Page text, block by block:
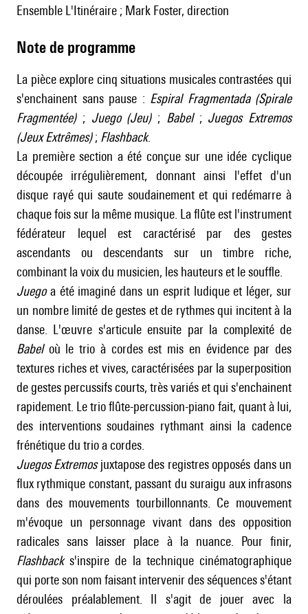
ensemble L'Itinéraire ; Mark Foster, direction
Note de programme
La pièce explore cinq situations musicales contrastées qui
s'enchainent sans pause : Espiral Fragmentada (Spirale
Fragmentée); Juego (Jeu); Babel; Juegos Extremos
(Jeux Extrêmes); Flashback.
La première section a été conçue sur une idée cyclique
découpée irrégulièrement, donnant ainsi l'effet d'un
disque rayé qui saute soudainement et qui redémarre à
chaque fois sur la même musique. La flûte est l'instrument
fédérateur lequel est caractérisé par des gestes
ascendants ou descendants sur un timbre riche,
combinant la voix du musicien, les hauteurs et le souffle.
Juegoa été imaginé dans un esprit ludique et léger, sur
un nombre limité de gestes et de rythmes qui incitent à la
danse. L'œuvre s'articule ensuite par la complexité de
Babeloù le trio à cordes est mis en évidence par des
textures riches et vives, caractérisées par la superposition
de gestes percussifs courts, très variés et qui s'enchainent
rapidement. Le trio flûte-percussion-piano fait, quant à lui,
des interventions soudaines rythmant ainsi la cadence
frénétique du trio a cordes.
Juegos Extremosjuxtapose des registres opposés dans un
flux rythmique constant, passant du suraigu aux infrasons
dans des mouvements tourbillonnants. Ce mouvement
m'évoque un personnage vivant dans des opposition
radicales sans laisser place à la nuance. Pour finir,
Flashbacks'inspire de la technique cinématographique
qui porte son nom faisant intervenir des séquences s'étant
déroulées préalablement. Il s'agit de jouer avec la